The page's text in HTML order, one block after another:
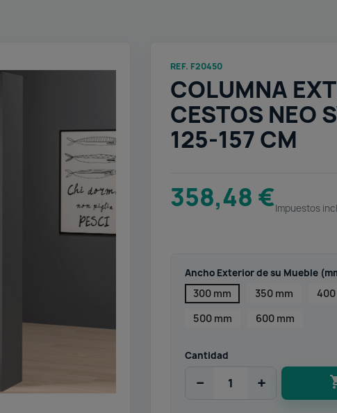
REF. F20450
COLUMNA
CESTOS NEO
125-157 CM
358,48 €Impuestos
Ancho Exterior de su Mueble
300 mm 350 mm
500 mm
600 mm
Cantidad
− +